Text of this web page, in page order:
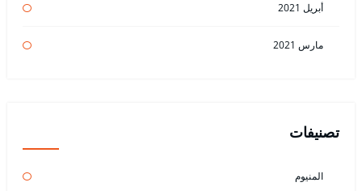
أبريل 2021
مارس 2021
تصنيفات
المنيوم